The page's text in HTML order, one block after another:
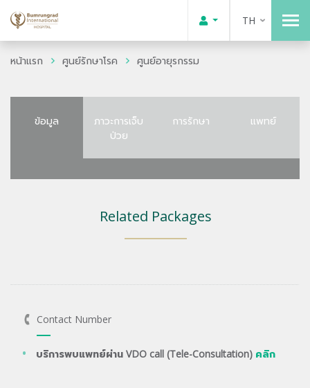
TH
หน้าแรก ศูนย์รักษาโรค ศูนย์อายุรกรรม
ข้อมูล
ภาวะการเจ็บ
ป่วย
การรักษา แพทย์
Related Packages
Contact Number
บริการพบแพทย์ผ่าน VDO call (Tele-Consultation) คลิก